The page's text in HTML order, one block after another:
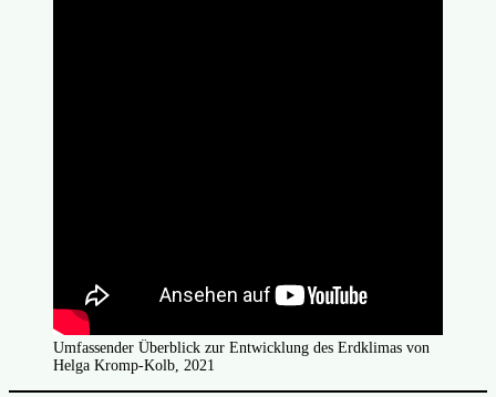
Umfassender Überblick zur Entwicklung des Erdklimas von
Helga Kromp-Kolb, 2021